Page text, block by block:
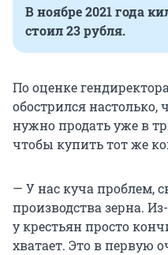
В ноябре 2021 года
стоил 23 рубля.
По оценке
обострился настолько,
нужно продать уже в
чтобы купить тот же
— У нас куча проблем,
производства зерна.
у крестьян просто
хватает. Это в первую